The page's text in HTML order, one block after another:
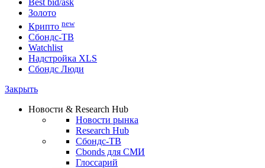
Best bid/ask
Золото
Крипто new
Сбондс-ТВ
Watchlist
Надстройка XLS
Сбондс Люди
Закрыть
Новости & Research Hub
Новости рынка
Research Hub
Сбондс-ТВ
Cbonds для СМИ
Глоссарий